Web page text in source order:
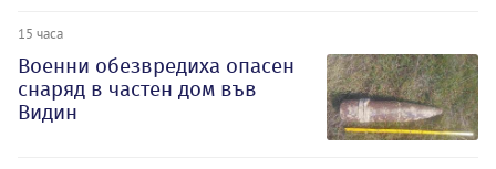
15 часа
Военни обезвредиха опасен
снаряд в частен дом във
Видин